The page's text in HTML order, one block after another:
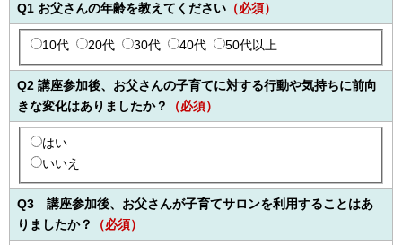
Q1 お父さんの年齢を教えてください （必須）
10代 20代 30代 40代 50代以上
Q2 講座参加後、お父さんの子育てに対する行動や気持ちに前向
きな変化はありましたか？
（必須）
はい
いいえ
Q3 講座参加後、お父さんが子育てサロンを利用することはあ
りましたか？
（必須）